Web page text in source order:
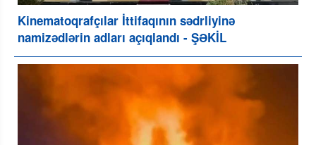
Kinematoqrafçılar İttifaqının sədrliyinə
namizədlərin adları açıqlandı - ŞƏKİL